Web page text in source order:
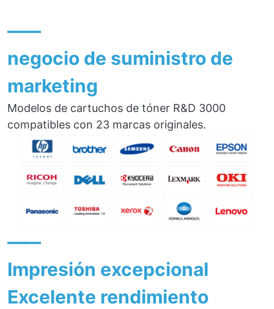
——
negocio de suministro de
marketing
Modelos de cartuchos de tóner R&D 3000
compatibles con 23 marcas originales.
——
Impresión excepcional
Excelente rendimiento